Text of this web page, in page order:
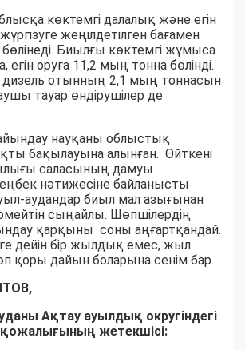
көктемгі далалық және егін
жеңілдетілген бағамен
Биылғы көктемгі жұмыса
оруға 11,2 мың тонна бөлінді.
дизель отынның 2,1 мың тоннасын
тауар өндірушілер де
науқаны облыстық
бақылауына алынған. Өйткені
саласының дамуы
нәтижесіне байланысты
аудандар биыл мал азығынан
сыңайлы. Шөпшілердің
қарқыны соны аңғартқандай.
дейін бір жылдық емес, жыл
дайын боларына сенім бар.
Ақтау ауылдық округіндегі
қожалығының жетекшісі: